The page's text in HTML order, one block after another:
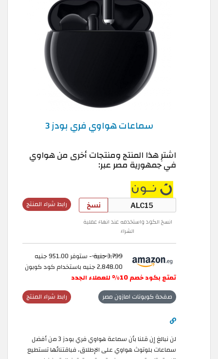
سماعات هواوي فري بودز 3
اشترِ هذا المنتج ومنتجات أخرى من هواوي
في جمهورية مصر عبر:
رابط شراء المنتج نسخ
انسخ الكود واستخدمه عند انهاء عملية
الشراء
3,799 جنية
- ستوفر 951.00 جنيه
2,848.00 جنيه باستخدام كود كوبون
تمتع بكود خصم 10% للعملاء الجدد
رابط شراء المنتج صفحة كوبونات امازون مصر
لن نبالغ إن قلنا بأن سماعة هواوي فري بودز 3 من أفضل
سماعات بلوتوث هواوي على الإطلاق، فباقتنائها تستطيع